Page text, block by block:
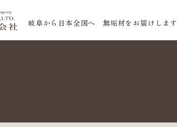
岐阜から日本全国へ 無垢材をお届けします